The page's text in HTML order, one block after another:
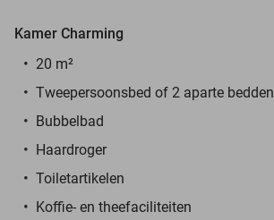
Kamer Charming
20 m²
Tweepersoonsbed of 2 aparte bedden
Bubbelbad
Haardroger
Toiletartikelen
Koffie- en theefaciliteiten